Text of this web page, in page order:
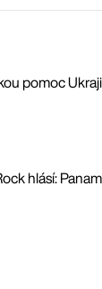
pomoc
hlásí: